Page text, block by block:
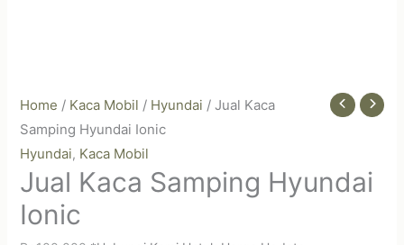
Home / Kaca Mobil / Hyundai / Jual Kaca
Samping Hyundai Ionic
Hyundai, Kaca Mobil
Jual Kaca Samping Hyundai
Ionic